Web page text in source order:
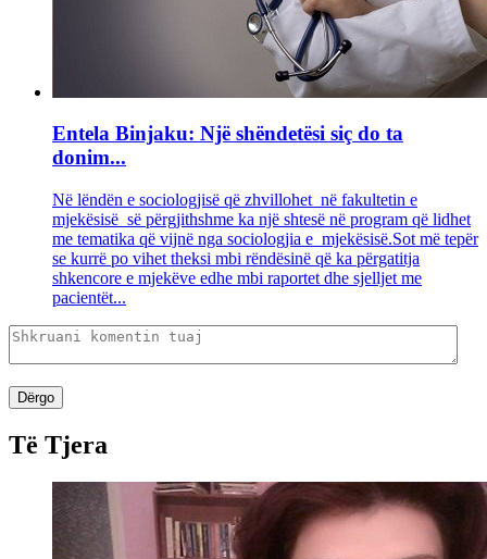
Entela Binjaku: Një shëndetësi siç do ta
donim...
Në lëndën e sociologjisë që zhvillohet në fakultetin e
mjekësisë së përgjithshme ka një shtesë në program që lidhet
me tematika që vijnë nga sociologjia e mjekësisë.Sot më tepër
se kurrë po vihet theksi mbi rëndësinë që ka përgatitja
shkencore e mjekëve edhe mbi raportet dhe sjelljet me
pacientët...
Dërgo
Të Tjera